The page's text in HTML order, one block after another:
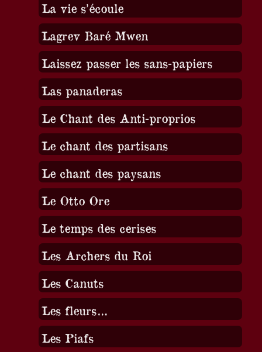
La vie s’écoule
Lagrev Baré Mwen
Laissez passer les sans-papiers
Las panaderas
Le Chant des Anti-proprios
Le chant des partisans
Le chant des paysans
Le Otto Ore
Le temps des cerises
Les Archers du Roi
Les Canuts
Les fleurs…
Les Piafs